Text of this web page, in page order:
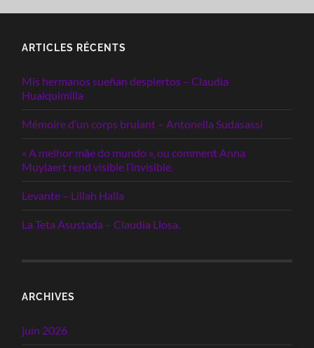
ARTICLES RÉCENTS
Mis hermanos sueñan despiertos – Claudia
Huaiquimilla
Mémoire d’un corps brulant – Antonella Sudasassi
« A melhor mãe do mundo », ou comment Anna
Muylaert rend visible l’invisible.
Levante – Lillah Halla
La Teta Asustada – Claudia Llosa.
ARCHIVES
juin 2026